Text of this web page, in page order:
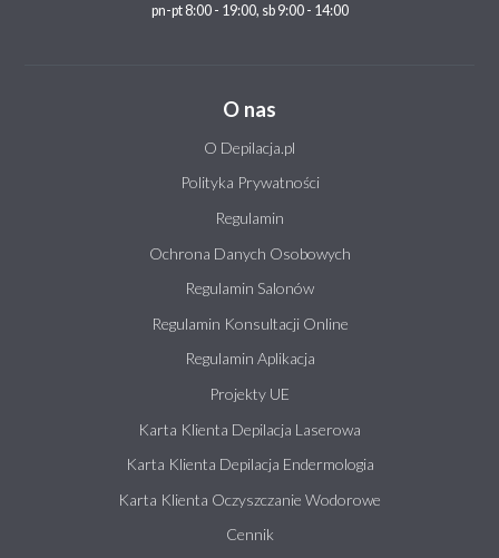
pn-pt 8:00 - 19:00, sb 9:00 - 14:00
O nas
O Depilacja.pl
Polityka Prywatności
Regulamin
Ochrona Danych Osobowych
Regulamin Salonów
Regulamin Konsultacji Online
Regulamin Aplikacja
Projekty UE
Karta Klienta Depilacja Laserowa
Karta Klienta Depilacja Endermologia
Karta Klienta Oczyszczanie Wodorowe
Cennik